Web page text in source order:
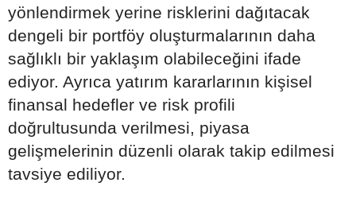
yönlendirmek yerine risklerini dağıtacak
dengeli bir portföy oluşturmalarının daha
sağlıklı bir yaklaşım olabileceğini ifade
ediyor. Ayrıca yatırım kararlarının kişisel
finansal hedefler ve risk profili
doğrultusunda verilmesi, piyasa
gelişmelerinin düzenli olarak takip edilmesi
tavsiye ediliyor.